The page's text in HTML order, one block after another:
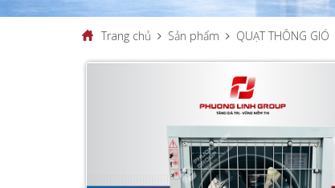
Trang chủ Sản phẩm QUẠT THÔNG GIÓ